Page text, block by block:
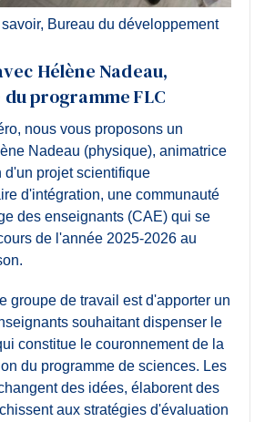
, Bureau du développement
Hélène Nadeau,
programme FLC
nous vous proposons un
Nadeau (physique), animatrice
d'un projet scientifique
d'intégration, une communauté
des enseignants (CAE) qui se
de l'année 2025-2026 au
groupe de travail est d'apporter un
souhaitant dispenser le
constitue le couronnement de la
du programme de sciences. Les
des idées, élaborent des
aux stratégies d'évaluation